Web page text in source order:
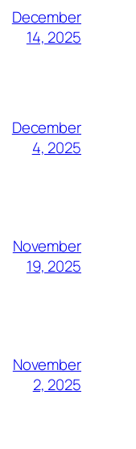
December
14, 2025
December
4, 2025
November
19, 2025
November
2, 2025